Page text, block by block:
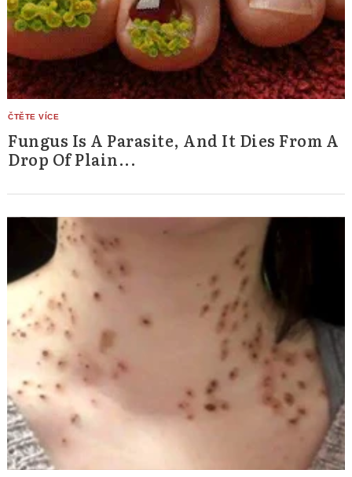
Fungus Is A Parasite, And It Dies From A
Drop Of Plain...